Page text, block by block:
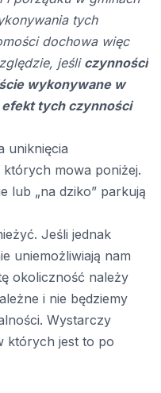
tych
dochowa więc
jeśli czynności
wykonywane w
tych czynności
uniknięcia
mowa poniżej.
lub „na dziko” parkują
Jeśli jednak
uniemożliwiają nam
okoliczność należy
i nie będziemy
Wystarczy
których jest to po